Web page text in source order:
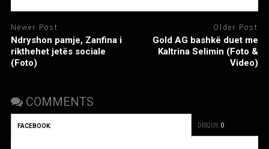
Newer Post
Ndryshon pamje, Zanfina i
rikthehet jetës sociale
(Foto)
Older Post
Gold AG bashkë duet me
Kaltrina Selimin (Foto &
Video)
COMMENTS
FACEBOOK: DISQUS: 0